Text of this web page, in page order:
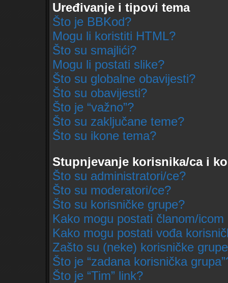
Uređivanje i tipovi tema
Što je BBKod?
Mogu li koristiti HTML?
Što su smajlići?
Mogu li postati slike?
Što su globalne obavijesti?
Što su obavijesti?
Što je “važno”?
Što su zaključane teme?
Što su ikone tema?
Stupnjevanje korisnika/ca i
Što su administratori/ce?
Što su moderatori/ce?
Što su korisničke grupe?
Kako mogu postati članom/
Kako mogu postati vođa
Zašto su (neke) korisničke
Što je “zadana korisnička
Što je “Tim” link?